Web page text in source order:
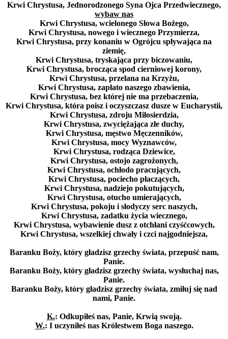
Krwi Chrystusa, Jednorodzonego Syna Ojca Przedwiecznego,
wybaw nas
Krwi Chrystusa, wcielonego Słowa Bożego,
Krwi Chrystusa, nowego i wiecznego Przymierza,
Krwi Chrystusa, przy konaniu w Ogrójcu spływająca na
ziemię,
Krwi Chrystusa, tryskająca przy biczowaniu,
Krwi Chrystusa, brocząca spod cierniowej korony,
Krwi Chrystusa, przelana na Krzyżu,
Krwi Chrystusa, zapłato naszego zbawienia,
Krwi Chrystusa, bez której nie ma przebaczenia,
Krwi Chrystusa, która poisz i oczyszczasz dusze w Eucharystii,
Krwi Chrystusa, zdroju Miłosierdzia,
Krwi Chrystusa, zwyciężająca złe duchy,
Krwi Chrystusa, męstwo Męczenników,
Krwi Chrystusa, mocy Wyznawców,
Krwi Chrystusa, rodząca Dziewice,
Krwi Chrystusa, ostojo zagrożonych,
Krwi Chrystusa, ochłodo pracujących,
Krwi Chrystusa, pociecho płaczących,
Krwi Chrystusa, nadziejo pokutujących,
Krwi Chrystusa, otucho umierających,
Krwi Chrystusa, pokoju i słodyczy serc naszych,
Krwi Chrystusa, zadatku życia wiecznego,
Krwi Chrystusa, wybawienie dusz z otchłani czyśćcowych,
Krwi Chrystusa, wszelkiej chwały i czci najgodniejsza,
Baranku Boży, który gładzisz grzechy świata, przepuść nam,
Panie.
Baranku Boży, który gładzisz grzechy świata, wysłuchaj nas,
Panie.
Baranku Boży, który gładzisz grzechy świata, zmiłuj się nad
nami, Panie.
K.: Odkupiłeś nas, Panie, Krwią swoją.
W.: I uczyniłeś nas Królestwem Boga naszego.